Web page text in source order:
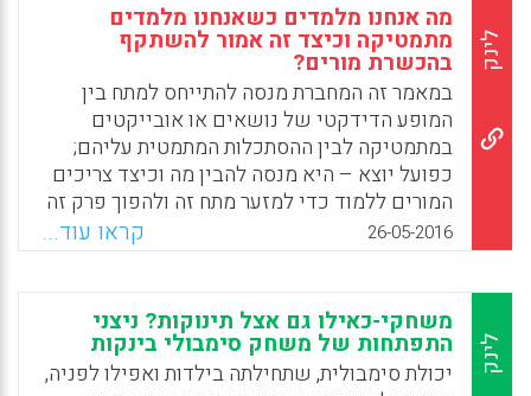
לינק
מה אנחנו מלמדים כשאנחנו מלמדים
מתמטיקה וכיצד זה אמור להשתקף
בהכשרת מורים?
במאמר זה המחברת מנסה להתייחס למתח בין
המופע הדידקטי של נושאים או אובייקטים
במתמטיקה לבין ההסתכלות המתמטית עליהם;
כפועל יוצא – היא מנסה להבין מה וכיצד צריכים
המורים ללמוד כדי למזער מתח זה ולהפוך פרק זה
או אחר במתמטיקה לפשוט יותר, אך בשום אופן
לא על חשבון הנכונות המתמטית (מריטה ברבש).
WhatsApp
Facebook
Email
X
26-05-2016 קראו עוד...
לינק
משחקי-כאילו גם אצל תינוקות? ניצני
התפתחות של משחק סימבולי בינקות
יכולת סימבולית, שתחילתה בילדות ואפילו לפניה,